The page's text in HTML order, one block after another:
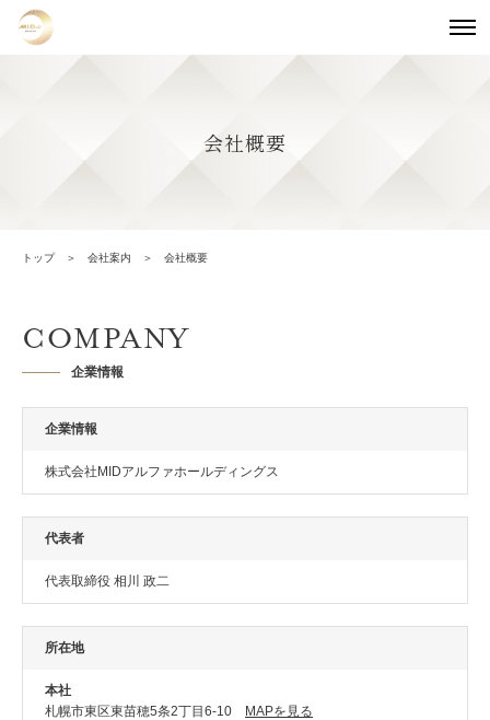
会社概要
トップ 会社案内 会社概要
COMPANY
企業情報
企業情報
株式会社MIDアルファホールディングス
代表者
代表取締役 相川 政二
所在地
本社
札幌市東区東苗穂5条2丁目6-10
MAPを見る